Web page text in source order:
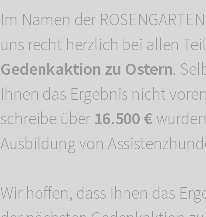
Im Namen der
uns recht herzlich bei allen
Gedenkaktion zu Ostern.
Ihnen das Ergebnis nicht
schreibe über16.500 €
Ausbildung von
Wir hoffen, dass Ihnen das